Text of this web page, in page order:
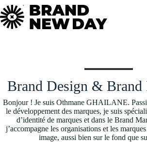
Passer
au
contenu
Brand Design & Brand
Bonjour ! Je suis Othmane GHAILANE.
le développement des marques, je suis
d’identité de marques et dans le Brand
j’accompagne les organisations et les
image, aussi bien sur le fond que